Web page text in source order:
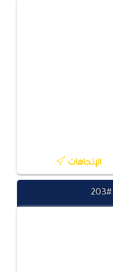
الإتجاهات